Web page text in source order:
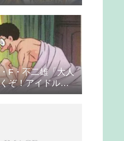
折する
F・不二雄「大人
ぞ！アイドルが
るシーン入れ